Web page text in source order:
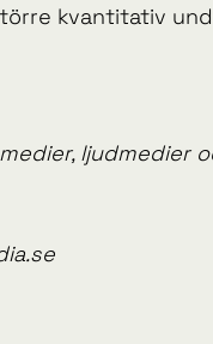
kvantitativ
ljudmedier